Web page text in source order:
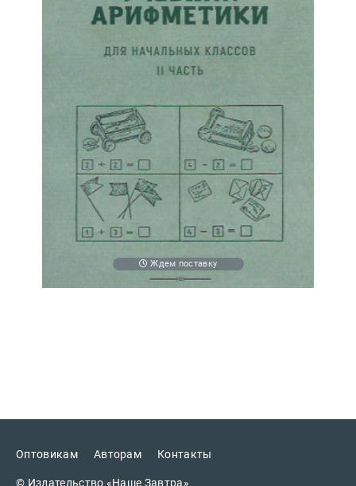
Ждем поставку
Оптовикам Авторам Контакты
© Издательство «Наше Завтра»